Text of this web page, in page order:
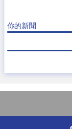
你的新聞